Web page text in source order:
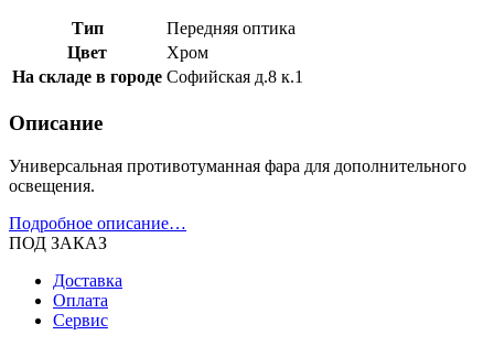
Тип
Передняя оптика
Цвет
Хром
На складе в городе Софийская д.8 к.1
Описание
Универсальная противотуманная фара для дополнительного
освещения.
Подробное описание…
ПОД ЗАКАЗ
Доставка
Оплата
Сервис